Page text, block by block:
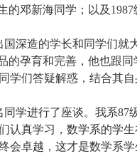
的邓新海同学；以及 1987
国深造的学长和同学们就
的孕育和完善，他也跟同
学们答疑解惑，结合其自
同学进行了座谈。我系87
认真学习，数学系的学生
会卓越，这才是数学系学